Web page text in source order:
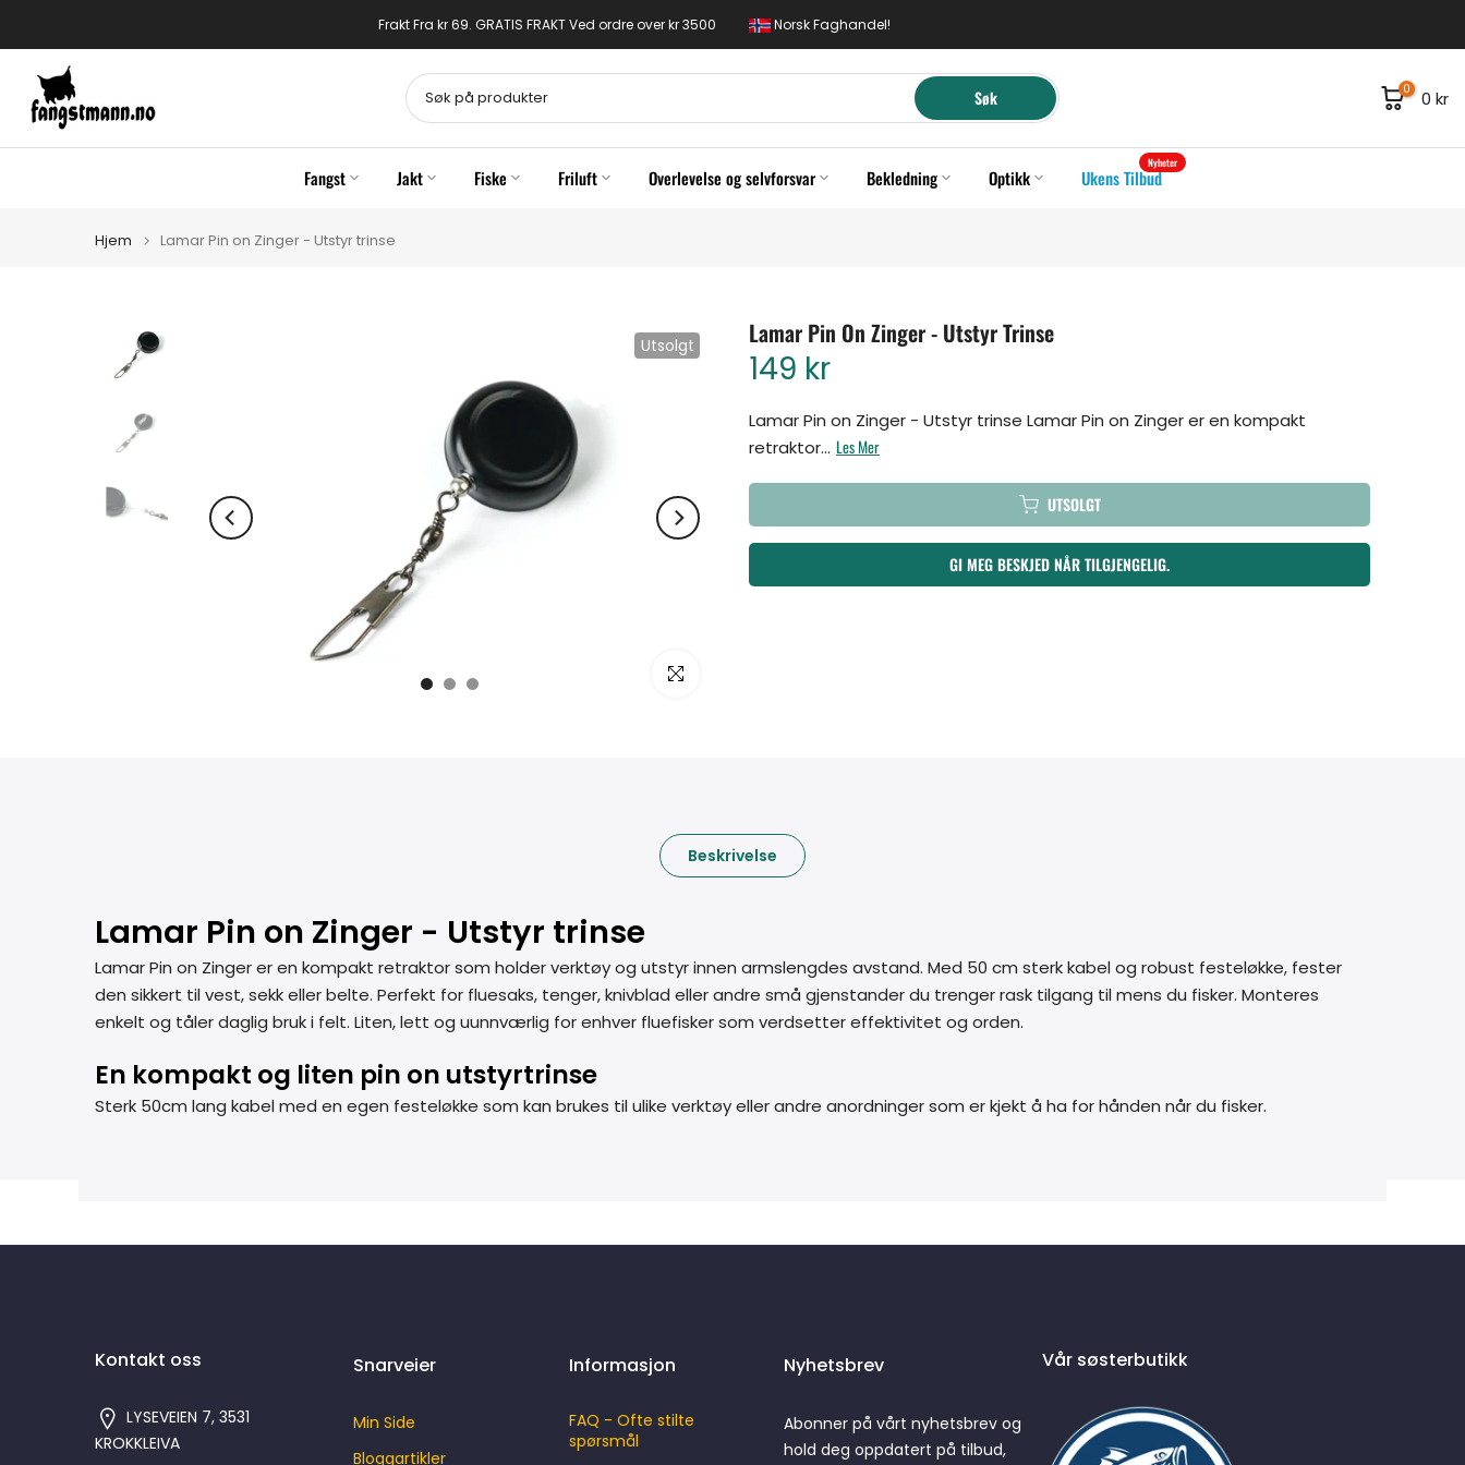
til
innhold
Frakt Fra kr 69. GRATIS FRAKT Ved ordre over kr 3500 Norsk Faghandel!
Søk 0 0 kr
Fangst Jakt Fiske Friluft Overlevelse og selvforsvar Bekledning Optikk Ukens Tilbud
Nyheter
Hjem Lamar Pin on Zinger - Utstyr trinse
Utsolgt
Klikk for å forstørre
Lamar Pin On Zinger - Utstyr Trinse
149 kr
Lamar Pin on Zinger - Utstyr trinse Lamar Pin on Zinger er en kompakt
retraktor... Les Mer
UTSOLGT
GI MEG BESKJED NÅR TILGJENGELIG.
Beskrivelse
Lamar Pin on Zinger - Utstyr trinse
Lamar Pin on Zinger er en kompakt retraktor som holder verktøy og utstyr innen armslengdes avstand. Med 50 cm sterk kabel og robust festeløkke, fester
den sikkert til vest, sekk eller belte. Perfekt for fluesaks, tenger, knivblad eller andre små gjenstander du trenger rask tilgang til mens du fisker. Monteres
enkelt og tåler daglig bruk i felt. Liten, lett og uunnværlig for enhver fluefisker som verdsetter effektivitet og orden.
En kompakt og liten pin on utstyrtrinse
Sterk 50cm lang kabel med en egen festeløkke som kan brukes til ulike verktøy eller andre anordninger som er kjekt å ha for hånden når du fisker.
Kontakt oss
LYSEVEIEN 7, 3531
KROKKLEIVA
Snarveier
Min Side
Bloggartikler
Informasjon
FAQ - Ofte stilte
spørsmål
Nyhetsbrev
Abonner på vårt nyhetsbrev og
hold deg oppdatert på tilbud,
Vår søsterbutikk